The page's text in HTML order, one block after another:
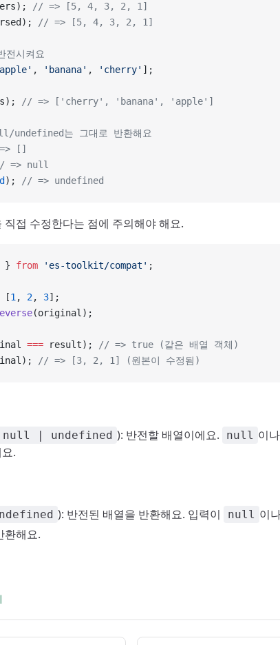
// => [5, 4, 3, 2, 1]
// => [5, 4, 3, 2, 1]
시켜요
, 'banana' , 'cherry' ];
// => ['cherry', 'banana', 'apple']
undefined는 그대로 반환해요
[]
=> null
); // => undefined
직접 수정한다는 점에 주의해야 해요.
} from 'es-toolkit/compat' ;
[1 , 2, 3];
(original);
=== result);
// => true (같은 배열 객체)
// => [3, 2, 1] (원본이 수정됨)
| undefined ): 반전할 배열이에요. null 이나
.
): 반전된 배열을 반환해요. 입력이 null 이
환해요.